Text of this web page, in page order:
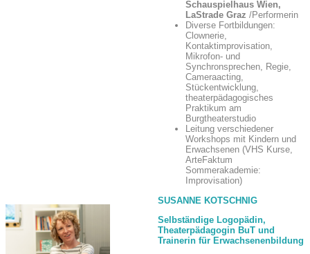
Schauspielhaus Wien,
LaStrade Graz /Performerin
Diverse Fortbildungen:
Clownerie,
Kontaktimprovisation,
Mikrofon- und
Synchronsprechen, Regie,
Cameraacting,
Stückentwicklung,
theaterpädagogisches
Praktikum am
Burgtheaterstudio
Leitung verschiedener
Workshops mit Kindern und
Erwachsenen (VHS Kurse,
ArteFaktum
Sommerakademie:
Improvisation)
SUSANNE KOTSCHNIG
Selbständige Logopädin,
Theaterpädagogin BuT und
Trainerin für Erwachsenenbildung